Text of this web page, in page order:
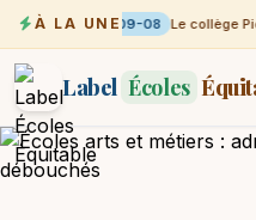
À LA UNE09-08 Le collège
Label Écoles